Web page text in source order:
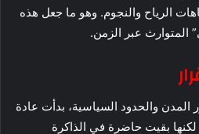
الرياح والنجوم. وهو ما جعل هذه
المتوارث عبر الزمن.
المدن والحدود السياسية، بدأت عادة
لكنها بقيت حاضرة في الذاكرة